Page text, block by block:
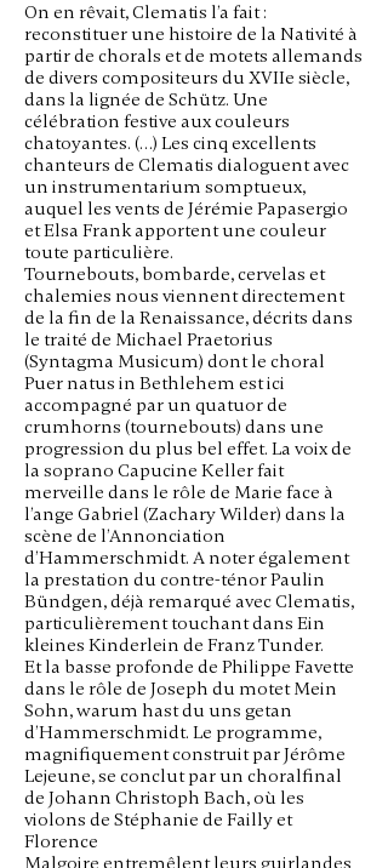
On en rêvait, Clematis l’a fait :
reconstituer une histoire de la Nativité à
partir de chorals et de motets allemands
de divers compositeurs du XVIIe siècle,
dans la lignée de Schütz. Une
célébration festive aux couleurs
chatoyantes. (…) Les cinq excellents
chanteurs de Clematis dialoguent avec
un instrumentarium somptueux,
auquel les vents de Jérémie Papasergio
et Elsa Frank apportent une couleur
toute particulière.
Tournebouts, bombarde, cervelas et
chalemies nous viennent directement
de la fin de la Renaissance, décrits dans
le traité de Michael Praetorius
(Syntagma Musicum) dont le choral
Puer natus in Bethlehem est ici
accompagné par un quatuor de
crumhorns (tournebouts) dans une
progression du plus bel effet. La voix de
la soprano Capucine Keller fait
merveille dans le rôle de Marie face à
l’ange Gabriel (Zachary Wilder) dans la
scène de l’Annonciation
d’Hammerschmidt. A noter également
la prestation du contre-ténor Paulin
Bündgen, déjà remarqué avec Clematis,
particulièrement touchant dans Ein
kleines Kinderlein de Franz Tunder.
Et la basse profonde de Philippe Favette
dans le rôle de Joseph du motet Mein
Sohn, warum hast du uns getan
d’Hammerschmidt. Le programme,
magnifiquement construit par Jérôme
Lejeune, se conclut par un choralfinal
de Johann Christoph Bach, où les
violons de Stéphanie de Failly et
Florence
Malgoire entremêlent leurs guirlandes